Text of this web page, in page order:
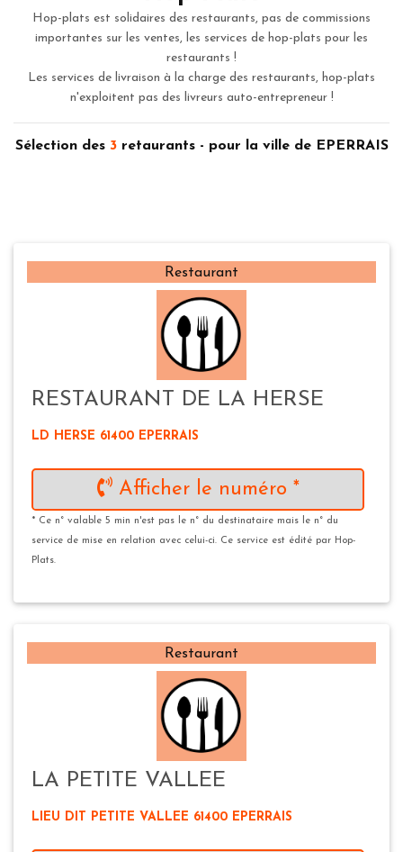
Hop-plats est solidaires des restaurants, pas de commissions
importantes sur les ventes, les services de hop-plats pour les
restaurants !
Les services de livraison à la charge des restaurants, hop-plats
n'exploitent pas des livreurs auto-entrepreneur !
Sélection des 3retaurants - pour la ville de EPERRAIS
Restaurant
RESTAURANT DE LA HERSE
LD HERSE 61400 EPERRAIS
Afficher le numéro *
* Ce n° valable 5 min n'est pas le n° du destinataire mais le n° du
service de mise en relation avec celui-ci. Ce service est édité par Hop-
Plats.
Restaurant
LA PETITE VALLEE
LIEU DIT PETITE VALLEE 61400 EPERRAIS